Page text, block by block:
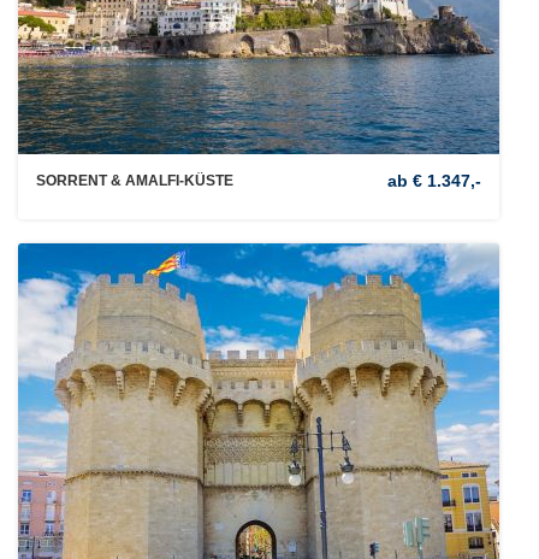
SORRENT & AMALFI-KÜSTE ab € 1.347,-